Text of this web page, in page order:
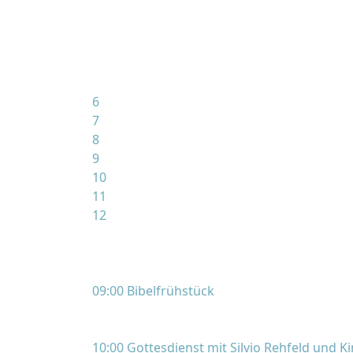
6
7
8
9
10
11
12
09:00 Bibelfrühstück
10:00 Gottesdienst mit Silvio Rehfeld und